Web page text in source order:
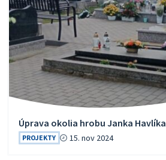
Úprava okolia hrobu Janka Havlíka
PROJEKTY 15. nov 2024